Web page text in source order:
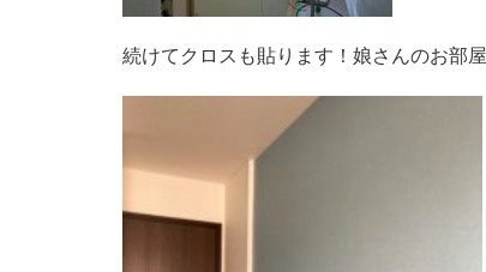
続けてクロスも貼ります！娘さんのお部